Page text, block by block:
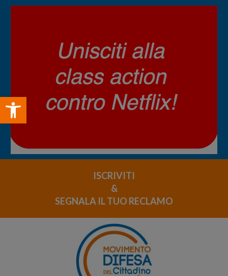
Open toolbar
ISCRIVITI
&
SEGNALA IL TUO RECLAMO